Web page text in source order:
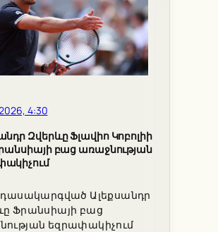
4:30
Զվերևը Ֆլավիո Կոբոլիի
բաց առաջնության
դասակարգված Ալեքսանդր
Ֆրանսիայի բաց
եզրափակիչում